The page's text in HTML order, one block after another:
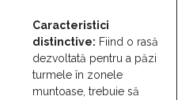
Caracteristici
distinctive: Fiind o rasă
dezvoltată pentru a păzi
turmele în zonele
muntoase, trebuie să